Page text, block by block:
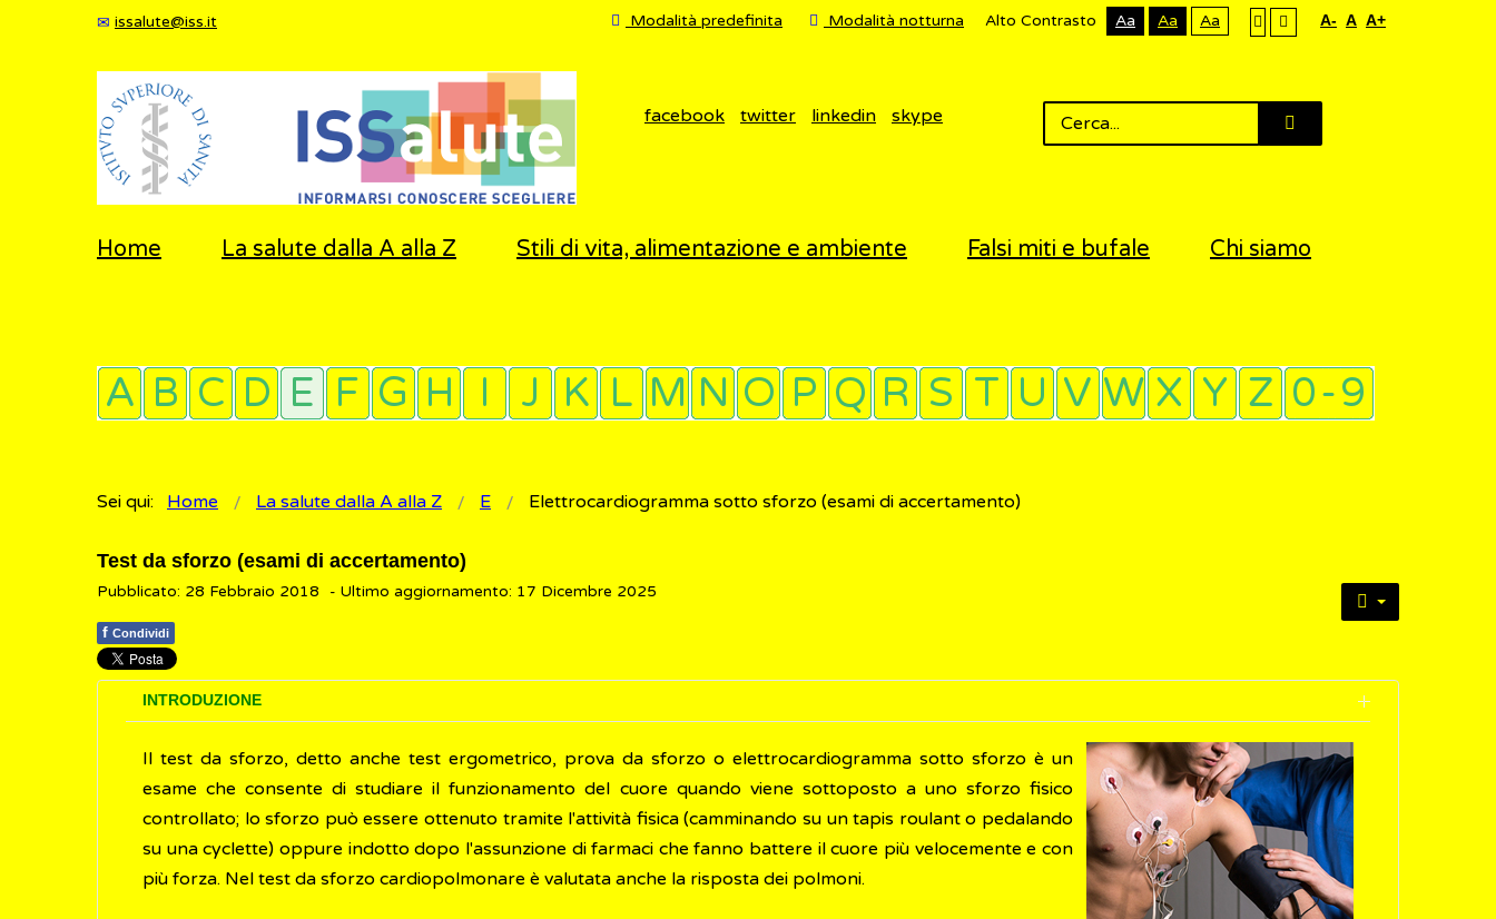
issalute@iss.it Modalità predefinita Modalità notturna Alto Contrasto Aa Aa Aa A- A A+
facebook twitter linkedin skype
Home La salute dalla A alla Z Stili di vita, alimentazione e ambiente Falsi miti e bufale Chi siamo
Sei qui: Home La salute dalla A alla Z E Elettrocardiogramma sotto sforzo (esami di accertamento)
Test da sforzo (esami di accertamento)
Pubblicato: 28 Febbraio 2018 - Ultimo aggiornamento: 17 Dicembre 2025
f Condividi
INTRODUZIONE
Il test da sforzo, detto anche test ergometrico, prova da sforzo o elettrocardiogramma sotto sforzo è un
esame che consente di studiare il funzionamento del cuore quando viene sottoposto a uno sforzo fisico
controllato; lo sforzo può essere ottenuto tramite l'attività fisica (camminando su un tapis roulant o pedalando
su una cyclette) oppure indotto dopo l'assunzione di farmaci che fanno battere il cuore più velocemente e con
più forza. Nel test da sforzo cardiopolmonare è valutata anche la risposta dei polmoni.